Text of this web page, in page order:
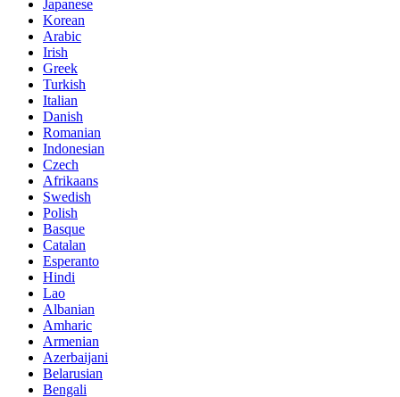
Japanese
Korean
Arabic
Irish
Greek
Turkish
Italian
Danish
Romanian
Indonesian
Czech
Afrikaans
Swedish
Polish
Basque
Catalan
Esperanto
Hindi
Lao
Albanian
Amharic
Armenian
Azerbaijani
Belarusian
Bengali